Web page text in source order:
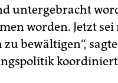
untergebracht
worden. Jetzt
bewältigen“,